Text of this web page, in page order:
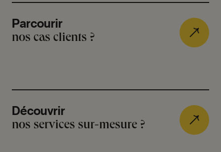
Parcourir
nos cas clients ?
Découvrir
nos services sur-mesure ?